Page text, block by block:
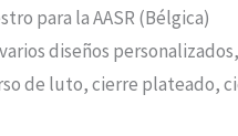
para la AASR (Bélgica)
diseños
de luto, cierre plateado,